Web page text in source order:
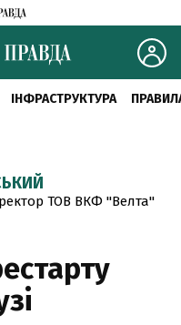
ІНФРАСТРУКТУРА
ТОВ ВКФ "Велта"